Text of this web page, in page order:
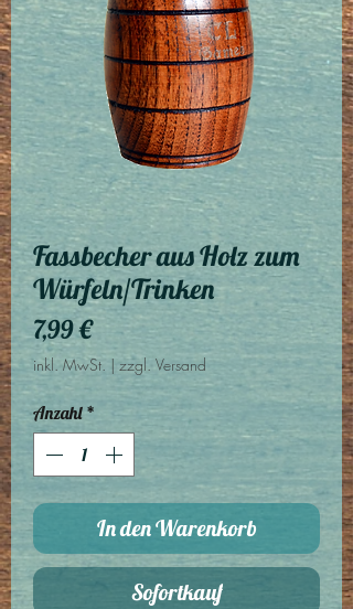
Fassbecher aus Holz zum
Würfeln/Trinken
7,99 €Preis
inkl. MwSt. | zzgl. Versand
Anzahl *
In den Warenkorb
Sofortkauf